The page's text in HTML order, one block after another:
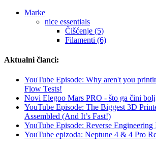
Marke
nice essentials
Čišćenje (5)
Filamenti (6)
Aktualni članci:
YouTube Episode: Why aren't you
Flow Tests!
Novi Elegoo Mars PRO - što ga čini
YouTube Episode: The Biggest 3D
Assembled (And It’s Fast!)
YouTube Episode: Reverse Engineering
YouTube epizoda: Neptune 4 & 4 Pro